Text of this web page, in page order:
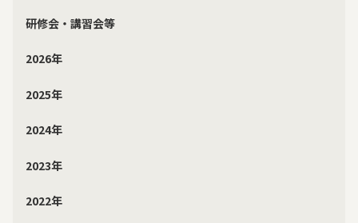
研修会・講習会等
2026年
2025年
2024年
2023年
2022年